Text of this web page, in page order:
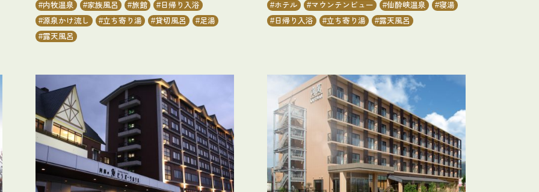
内牧温泉
家族風呂 旅館
日帰り入浴
源泉かけ流し
立ち寄り湯 貸切風呂
足湯
露天風呂
ホテル
マウンテンビュー 仙酔峡温泉
寝湯
日帰り入浴
立ち寄り湯 露天風呂